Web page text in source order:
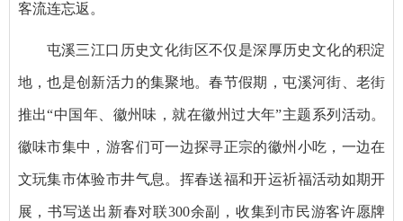
客流连忘返。
屯溪三江口历史文化街区不仅是深厚历史文化的积淀
地，也是创新活力的集聚地。春节假期，屯溪河街、老街
推出“中国年、徽州味，就在徽州过大年”主题系列活动。
徽味市集中，游客们可一边探寻正宗的徽州小吃，一边在
文玩集市体验市井气息。挥春送福和开运祈福活动如期开
展，书写送出新春对联300余副，收集到市民游客许愿牌